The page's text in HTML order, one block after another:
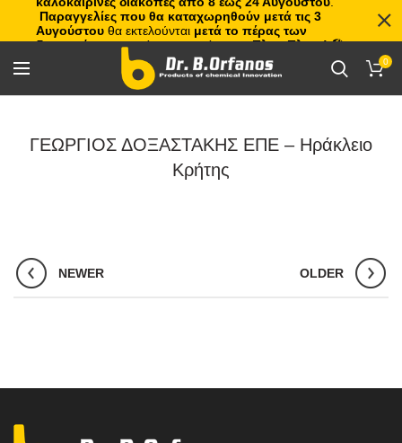
0
ΓΕΩΡΓΙΟΣ ΔΟΞΑΣΤΑΚΗΣ ΕΠΕ – Ηράκλειο
Κρήτης
NEWER OLDER
Παραγγελίες που θα καταχωρηθούν μετά τις 3
Αυγούστου θα εκτελούνται μετά το πέρας των
διακοπών, με σειρά προτεραιότητας.Πλιτς Πλατς!🏖️🌊